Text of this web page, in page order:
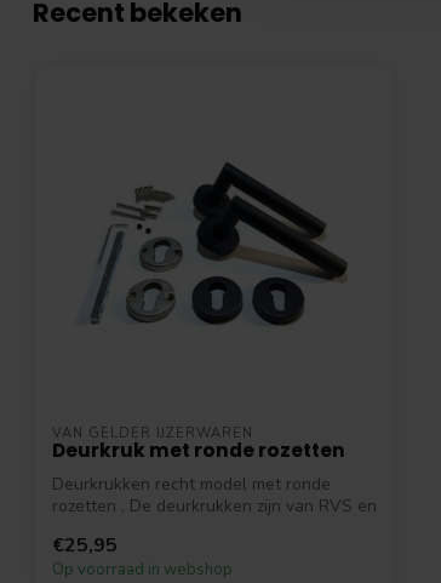
Recent bekeken
VAN GELDER IJZERWAREN
Deurkruk met ronde rozetten
Deurkrukken recht model met ronde
rozetten . De deurkrukken zijn van RVS en
€25,95
Op voorraad in webshop